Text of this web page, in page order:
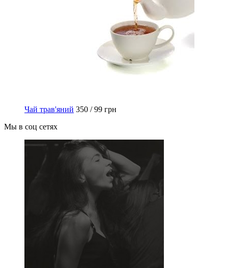
Чай трав'яний 350 / 99 грн
Мы в соц сетях